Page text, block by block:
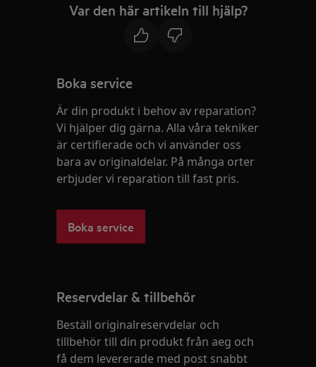
Var den här artikeln till hjälp?
Boka service
Är din produkt i behov av reparation?
Vi hjälper dig gärna. Alla våra tekniker
är certifierade och vi använder oss
bara av originaldelar. På många orter
erbjuder vi reparation till fast pris.
Boka service
Reservdelar & tillbehör
Beställ originalreservdelar och
tillbehör till din produkt från aeg och
få dem levererade med post snabbt